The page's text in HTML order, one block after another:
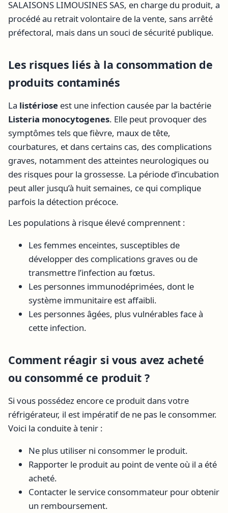
SALAISONS LIMOUSINES SAS, en charge du produit, a
procédé au retrait volontaire de la vente, sans arrêté
préfectoral, mais dans un souci de sécurité publique.
Les risques liés à la consommation de
produits contaminés
La listériose est une infection causée par la bactérie
Listeria monocytogenes. Elle peut provoquer des
symptômes tels que fièvre, maux de tête,
courbatures, et dans certains cas, des complications
graves, notamment des atteintes neurologiques ou
des risques pour la grossesse. La période d’incubation
peut aller jusqu’à huit semaines, ce qui complique
parfois la détection précoce.
Les populations à risque élevé comprennent :
Les femmes enceintes, susceptibles de
développer des complications graves ou de
transmettre l’infection au fœtus.
Les personnes immunodéprimées, dont le
système immunitaire est affaibli.
Les personnes âgées, plus vulnérables face à
cette infection.
Comment réagir si vous avez acheté
ou consommé ce produit ?
Si vous possédez encore ce produit dans votre
réfrigérateur, il est impératif de ne pas le consommer.
Voici la conduite à tenir :
Ne plus utiliser ni consommer le produit.
Rapporter le produit au point de vente où il a été
acheté.
Contacter le service consommateur pour obtenir
un remboursement.